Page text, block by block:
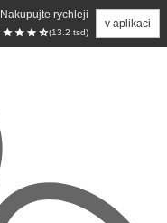
Nakupujte rychleji
(13.2 tsd)
v aplikaci